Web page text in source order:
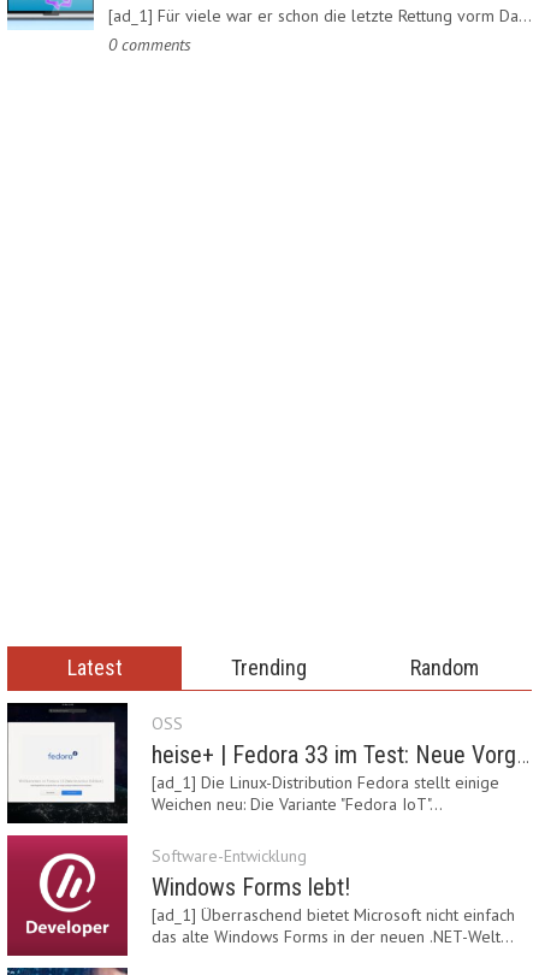
[ad_1] Für viele war er schon die letzte Rettung vorm Daten-Nirvana:…
0 comments
Latest Trending Random
OSS
heise+ | Fedora 33 im Test: Neue Vorgaben mit Btrfs, Systemd-Resolved und zRAM
[ad_1] Die Linux-Distribution Fedora stellt einige
Weichen neu: Die Variante "Fedora IoT"…
Software-Entwicklung
Windows Forms lebt!
[ad_1] Überraschend bietet Microsoft nicht einfach
das alte Windows Forms in der neuen .NET-Welt…